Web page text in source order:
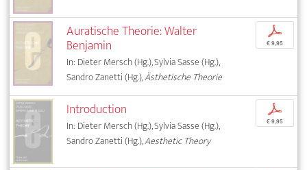
Auratische Theorie: Walter
Benjamin
In: Dieter Mersch (Hg.), Sylvia Sasse (Hg.),
Sandro Zanetti (Hg.),Ästhetische Theorie
p
€ 9,95
Introduction
In: Dieter Mersch (Hg.), Sylvia Sasse (Hg.),
Sandro Zanetti (Hg.),Aesthetic Theory
p
€ 9,95